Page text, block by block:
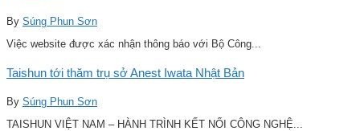
By Súng Phun Sơn
Việc website được xác nhận thông báo với Bộ Công...
Taishun tới thăm trụ sở Anest Iwata Nhật Bản
By Súng Phun Sơn
TAISHUN VIỆT NAM – HÀNH TRÌNH KẾT NỐI CÔNG NGHỆ...